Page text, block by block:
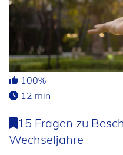
100%
12 min
15 Fragen zu
Wechseljahre